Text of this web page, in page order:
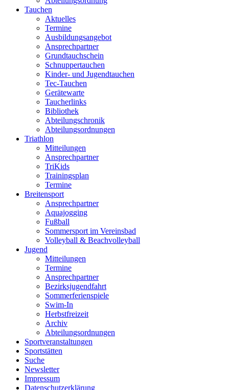
Tauchen
Aktuelles
Termine
Ausbildungsangebot
Ansprechpartner
Grundtauchschein
Schnuppertauchen
Kinder- und Jugendtauchen
Tec-Tauchen
Gerätewarte
Taucherlinks
Bibliothek
Abteilungschronik
Abteilungsordnungen
Triathlon
Mitteilungen
Ansprechpartner
TriKids
Trainingsplan
Termine
Breitensport
Ansprechpartner
Aquajogging
Fußball
Sommersport im Vereinsbad
Volleyball & Beachvolleyball
Jugend
Mitteilungen
Termine
Ansprechpartner
Bezirksjugendfahrt
Sommerferienspiele
Swim-In
Herbstfreizeit
Archiv
Abteilungsordnungen
Sportveranstaltungen
Sportstätten
Suche
Newsletter
Impressum
Datenschutzerklärung